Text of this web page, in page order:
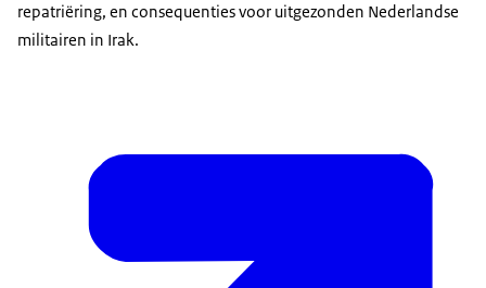
repatriëring, en consequenties voor uitgezonden Nederlandse
militairen in Irak.